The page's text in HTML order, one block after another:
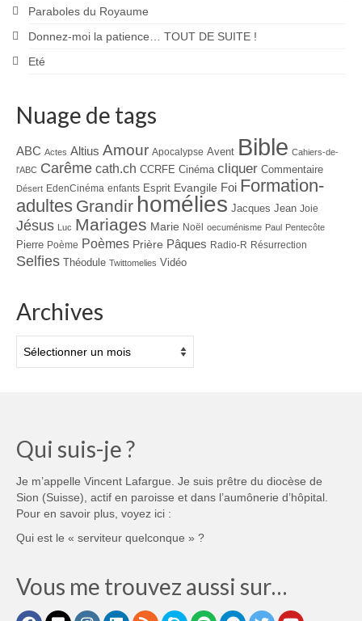
Paraboles du Royaume
Donnez-moi la patience… TOUT DE SUITE !
Eté
Nuage de tags
ABC Actes Altius Amour Apocalypse Avent Bible Cahiers-de-
l'ABC Carême cath.ch CCRFE Cinéma cliquer Commentaire
Désert EdenCinéma enfants Esprit Evangile Foi Formation-
adultes Grandir homélies Jacques Jean Joie
Jésus Luc Mariages Marie Noël oecuménisme Paul Pentecôte
Pierre Poème Poèmes Prière Pâques Radio-R Résurrection
Selfies Théodule Twittomelies Vidéo
Archives
Qui suis-je ?
Je m’appelle Vincent Lafargue. Je suis prêtre du diocèse de
Sion (Suisse), actif en paroisse et dans l’aumônerie d’hôpital.
Pour en savoir plus, voyez ici :
Qui est le « serviteur quelconque » ?
Vous me trouvez aussi sur…